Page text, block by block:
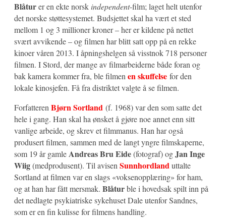
Blåturer en ekte norsk independent-film; laget helt utenfor
det norske støttesystemet. Budsjettet skal ha vært et sted
mellom 1 og 3 millioner kroner – her er kildene på nettet
svært avvikende – og filmen har blitt satt opp på en rekke
kinoer våren 2013. I åpningshelgen så visstnok 718 personer
filmen. I Stord, der mange av filmarbeiderne både foran og
bak kamera kommer fra, ble filmen en skuffelse for den
lokale kinosjefen. Få fra distriktet valgte å se filmen.
Forfatteren Bjørn Sortland (f. 1968) var den som satte det
hele i gang. Han skal ha ønsket å gjøre noe annet enn sitt
vanlige arbeide, og skrev et filmmanus. Han har også
produsert filmen, sammen med de langt yngre filmskaperne,
som 19 år gamleAndreas Bru Eide(fotograf) ogJan Inge
Wiig(medprodusent). Til avisen Sunnhordlanduttalte
Sortland at filmen var en slags «voksenopplæring» for ham,
og at han har fått mersmak. Blåturble i hovedsak spilt inn på
det nedlagte psykiatriske sykehuset Dale utenfor Sandnes,
som er en fin kulisse for filmens handling.